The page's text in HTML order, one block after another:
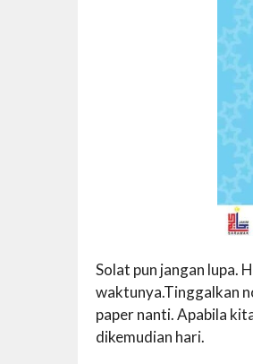
Solat pun jangan lupa.
waktunya.Tinggalkan
paper nanti. Apabila
dikemudian hari.